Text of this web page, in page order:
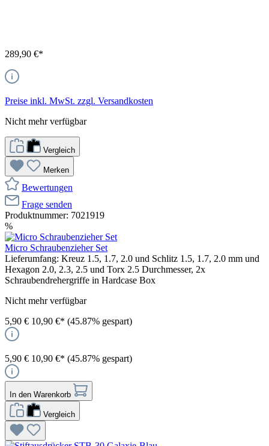
289,90 €*
Preise inkl. MwSt. zzgl. Versandkosten
Nicht mehr verfügbar
Vergleich
Merken
Bewertungen
Frage senden
Produktnummer: 7021919
%
Micro Schraubenzieher Set
Lieferumfang: Kreuz 1.5, 1.7, 2.0 und Schlitz 1.5, 1.7, 2.0 mm und
Hexagon 2.0, 2.3, 2.5 und Torx 2.5 Durchmesser, 2x
Schraubendrehergriffe in Hardcase Box
Nicht mehr verfügbar
5,90 € 10,90 €* (45.87% gespart)
5,90 € 10,90 €* (45.87% gespart)
In den Warenkorb
Vergleich